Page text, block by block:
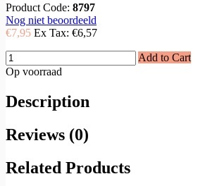
Product Code: 8797
Nog niet beoordeeld
€7,95 Ex Tax: €6,57
Add to Cart
Op voorraad
Description
Reviews (0)
Related Products